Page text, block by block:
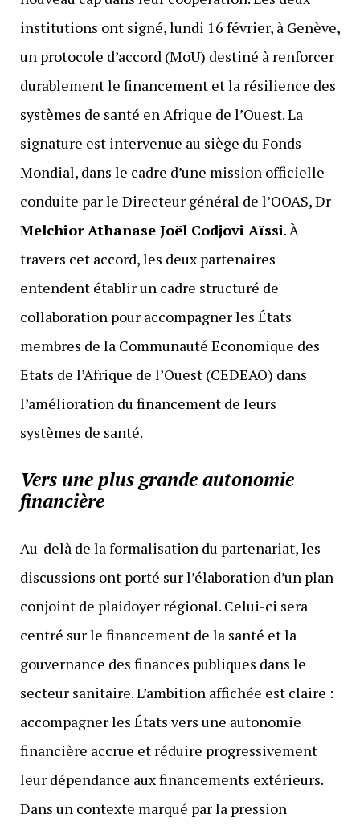
institutions ont signé, lundi 16 février, à Genève,
un protocole d’accord (MoU) destiné à renforcer
durablement le financement et la résilience des
systèmes de santé en Afrique de l’Ouest. La
signature est intervenue au siège du Fonds
Mondial, dans le cadre d’une mission officielle
conduite par le Directeur général de l’OOAS, Dr
Melchior Athanase Joël Codjovi Aïssi. À
travers cet accord, les deux partenaires
entendent établir un cadre structuré de
collaboration pour accompagner les États
membres de la Communauté Economique des
Etats de l’Afrique de l’Ouest (CEDEAO) dans
l’amélioration du financement de leurs
systèmes de santé.
Vers une plus grande autonomie
financière
Au-delà de la formalisation du partenariat, les
discussions ont porté sur l’élaboration d’un plan
conjoint de plaidoyer régional. Celui-ci sera
centré sur le financement de la santé et la
gouvernance des finances publiques dans le
secteur sanitaire. L’ambition affichée est claire :
accompagner les États vers une autonomie
financière accrue et réduire progressivement
leur dépendance aux financements extérieurs.
Dans un contexte marqué par la pression